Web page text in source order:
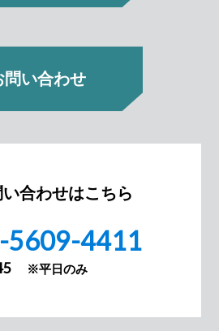
問い合わせ
合わせはこちら
5609-4411
※平日のみ